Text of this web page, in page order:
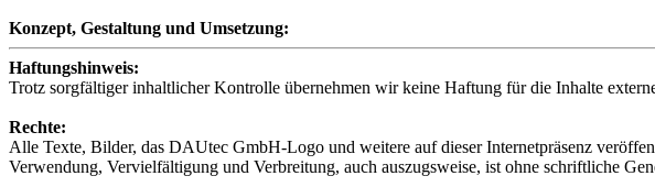
Konzept, Gestaltung und Umsetzung:
Haftungshinweis:
Trotz sorgfältiger inhaltlicher Kontrolle übernehmen wir keine Haftung für die Inhalte
Rechte:
Alle Texte, Bilder, das DAUtec GmbH-Logo und weitere auf dieser Internetpräsenz
Verwendung, Vervielfältigung und Verbreitung, auch auszugsweise, ist ohne schriftliche